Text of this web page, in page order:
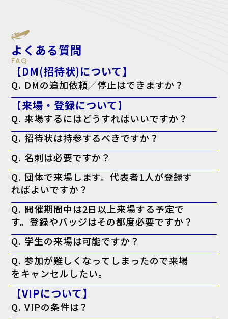
よくある質問
FAQ
【DM(招待状)について】
Q. DMの追加依頼／停止はできますか？
追加依頼の方はこちら
停止の方こちら
【来場・登録について】
Q. 来場するにはどうすればいいですか？
ッジ（入場証）」を印刷してお持ちください。当日会場でも印刷可能で
すが、混雑回避のため事前の印刷を推奨しております。なお、名刺の提
出は不要です。
Q. 招待状は持参するべきですか？
※特にVIP招待状がお手元に届いてる方で、印刷したバッジに「VIP」
と表示されない場合、バッジに加えてお手元の「VIP招待状」を当日会
場受付までお持ちください。
Q. 名刺は必要ですか？
場可能です。
Q. 団体で来場します。代表者1人が登録す
ればよいですか？
いたします。
Q. 開催期間中は2日以上来場する予定で
す。登録やバッジはその都度必要ですか？
て何度でもご入場いただけます。
Q. 学生の来場は可能ですか？
中の方や、業界への就職をご検討中の学生の方はご来場いただけます。
Q. 参加が難しくなってしまったので来場
をキャンセルしたい。
て結構です。
【VIPについて】
Q. VIPの条件は？